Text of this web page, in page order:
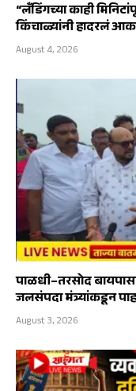
“लँडिंगच्या काही
किंचाळ्यांनी हादरलं
August 4, 2026
पाळधी–तरसोद
जलसंपदा मंत्र्यांकडून
August 3, 2026